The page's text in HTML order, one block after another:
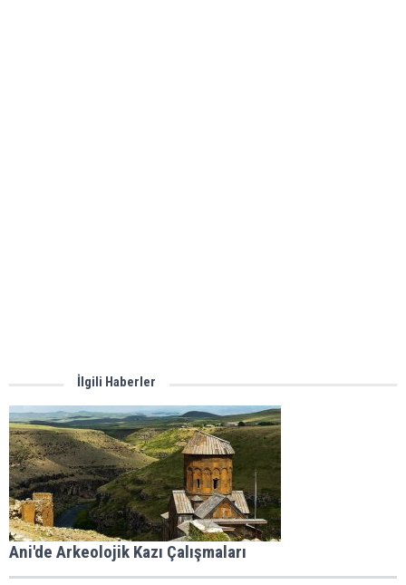
İlgili Haberler
Ani'de Arkeolojik Kazı Çalışmaları